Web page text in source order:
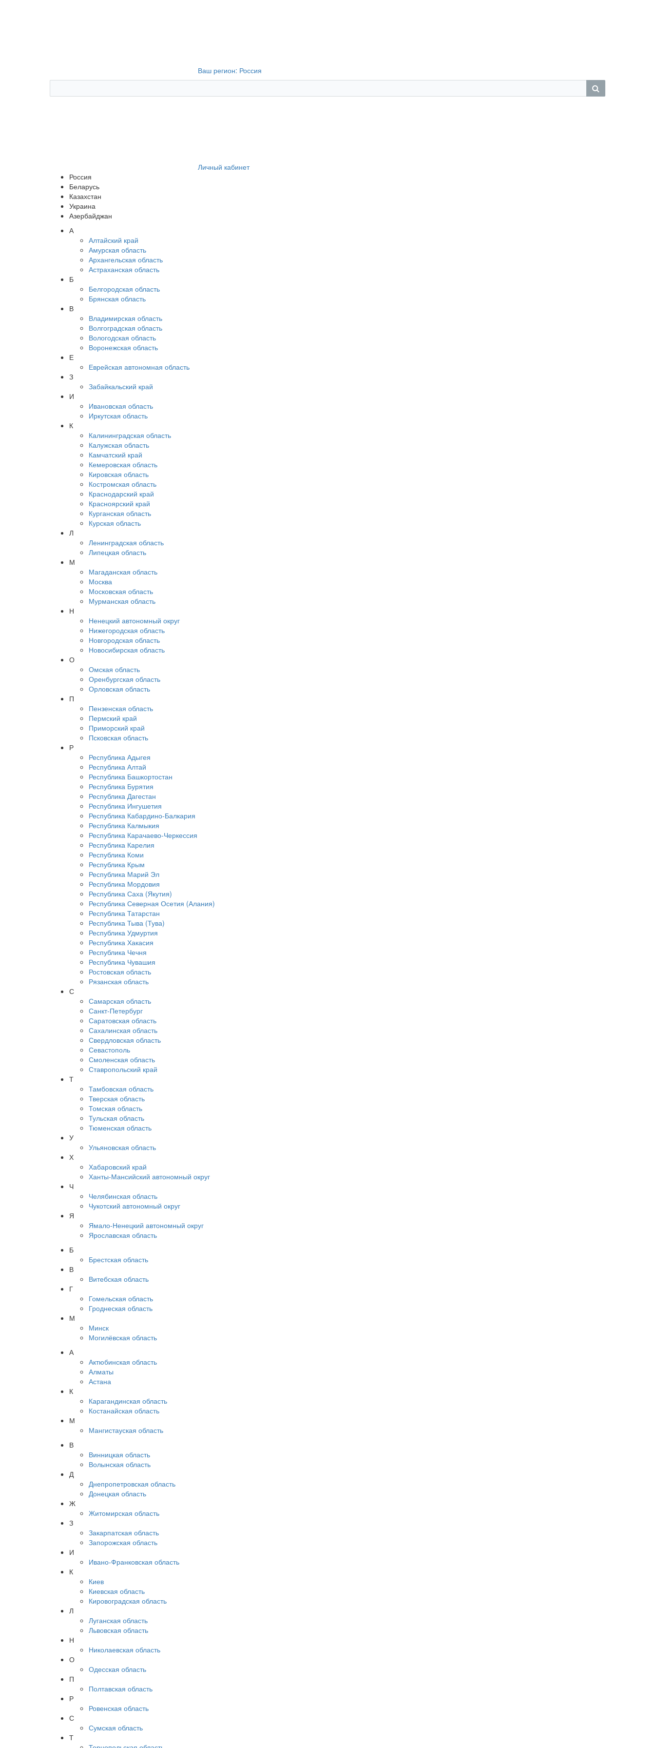
Ваш регион: Россия
Личный кабинет
Россия
Беларусь
Казахстан
Украина
Азербайджан
А
Алтайский край
Амурская область
Архангельская область
Астраханская область
Б
Белгородская область
Брянская область
В
Владимирская область
Волгоградская область
Вологодская область
Воронежская область
Е
Еврейская автономная область
З
Забайкальский край
И
Ивановская область
Иркутская область
К
Калининградская область
Калужская область
Камчатский край
Кемеровская область
Кировская область
Костромская область
Краснодарский край
Красноярский край
Курганская область
Курская область
Л
Ленинградская область
Липецкая область
М
Магаданская область
Москва
Московская область
Мурманская область
Н
Ненецкий автономный округ
Нижегородская область
Новгородская область
Новосибирская область
О
Омская область
Оренбургская область
Орловская область
П
Пензенская область
Пермский край
Приморский край
Псковская область
Р
Республика Адыгея
Республика Алтай
Республика Башкортостан
Республика Бурятия
Республика Дагестан
Республика Ингушетия
Республика Кабардино-Балкария
Республика Калмыкия
Республика Карачаево-Черкессия
Республика Карелия
Республика Коми
Республика Крым
Республика Марий Эл
Республика Мордовия
Республика Саха (Якутия)
Республика Северная Осетия (Алания)
Республика Татарстан
Республика Тыва (Тува)
Республика Удмуртия
Республика Хакасия
Республика Чечня
Республика Чувашия
Ростовская область
Рязанская область
С
Самарская область
Санкт-Петербург
Саратовская область
Сахалинская область
Свердловская область
Севастополь
Смоленская область
Ставропольский край
Т
Тамбовская область
Тверская область
Томская область
Тульская область
Тюменская область
У
Ульяновская область
Х
Хабаровский край
Ханты-Мансийский автономный округ
Ч
Челябинская область
Чукотский автономный округ
Я
Ямало-Ненецкий автономный округ
Ярославская область
Б
Брестская область
В
Витебская область
Г
Гомельская область
Гроднеская область
М
Минск
Могилёвская область
А
Актюбинская область
Алматы
Астана
К
Карагандинская область
Костанайская область
М
Мангистауская область
В
Винницкая область
Волынская область
Д
Днепропетровская область
Донецкая область
Ж
Житомирская область
З
Закарпатская область
Запорожская область
И
Ивано-Франковская область
К
Киев
Киевская область
Кировоградская область
Л
Луганская область
Львовская область
Н
Николаевская область
О
Одесская область
П
Полтавская область
Р
Ровенская область
С
Сумская область
Т